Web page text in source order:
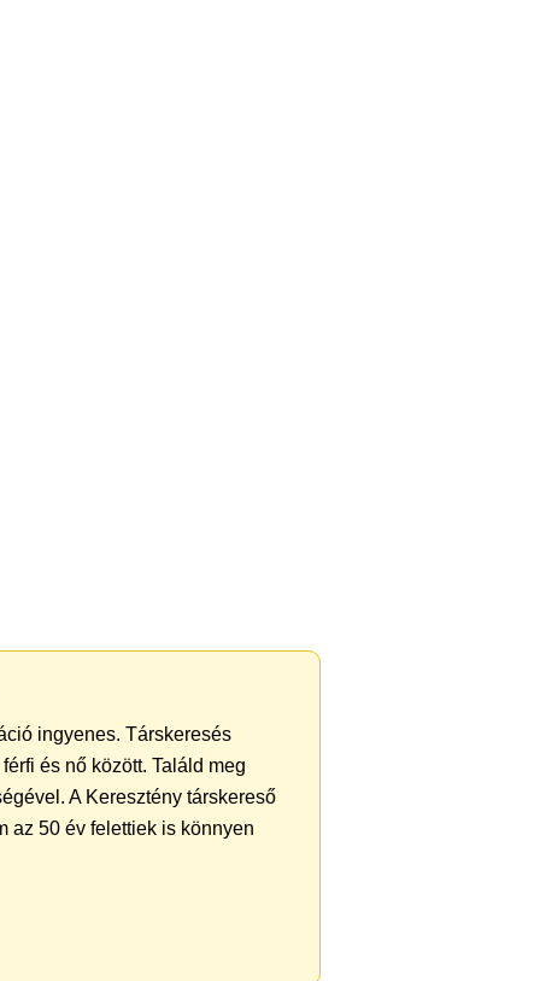
ingyenes. Társkeresés
és nő között. Találd meg
A Keresztény társkereső
az 50 év felettiek is könnyen